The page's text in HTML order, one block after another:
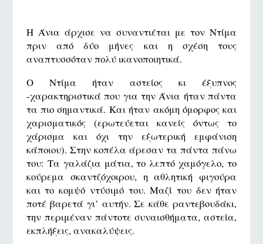
Η Άνια άρχισε να συναντιέται με τον Ντίμα
πριν από δύο μήνες και η σχέση τους
αναπτυσσόταν πολύ ικανοποιητικά.
Ο Ντίμα ήταν αστείος κι έξυπνος
-χαρακτηριστικά που για την Άνια ήταν πάντα
τα πιο σημαντικά. Και ήταν ακόμη όμορφος και
χαρισματικός (ερωτεύεται κανείς όντως το
χάρισμα και όχι την εξωτερική εμφάνιση
κάποιου). Στην κοπέλα άρεσαν τα πάντα πάνω
του: Τα γαλάζια μάτια, το λεπτό χαμόγελο, το
κούρεμα σκαντζόχοιρου, η αθλητική φιγούρα
και το κομψό ντύσιμό του. Μαζί του δεν ήταν
ποτέ βαρετά γι’ αυτήν. Σε κάθε ραντεβουδάκι,
την περιμέναν πάντοτε συναισθήματα, αστεία,
εκπλήξεις, ανακαλύψεις.